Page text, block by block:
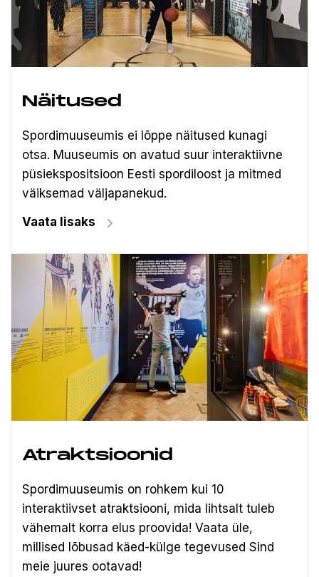
Näitused
Spordimuuseumis ei lõppe näitused kunagi
otsa. Muuseumis on avatud suur interaktiivne
püsiekspositsioon Eesti spordiloost ja mitmed
väiksemad väljapanekud.
Vaata lisaks
Atraktsioonid
Spordimuuseumis on rohkem kui 10
interaktiivset atraktsiooni, mida lihtsalt tuleb
vähemalt korra elus proovida! Vaata üle,
millised lõbusad käed-külge tegevused Sind
meie juures ootavad!